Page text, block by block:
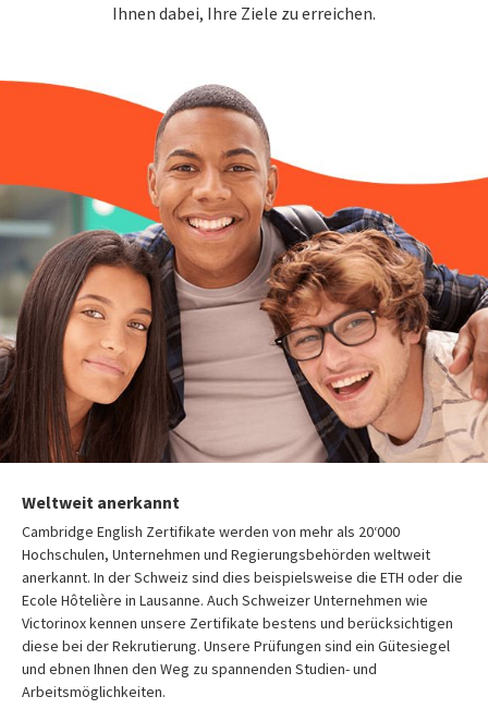
Ihnen dabei, Ihre Ziele zu erreichen.
Weltweit anerkannt
Cambridge English Zertifikate werden von mehr als 20‘000
Hochschulen, Unternehmen und Regierungsbehörden weltweit
anerkannt. In der Schweiz sind dies beispielsweise die ETH oder die
Ecole Hôtelière in Lausanne. Auch Schweizer Unternehmen wie
Victorinox kennen unsere Zertifikate bestens und berücksichtigen
diese bei der Rekrutierung. Unsere Prüfungen sind ein Gütesiegel
und ebnen Ihnen den Weg zu spannenden Studien- und
Arbeitsmöglichkeiten.